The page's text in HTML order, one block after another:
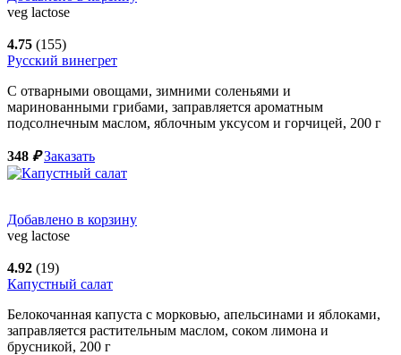
veg lactose
4.75 (155)
Русский винегрет
С отварными овощами, зимними соленьями и
маринованными грибами, заправляется ароматным
подсолнечным маслом, яблочным уксусом и горчицей, 200 г
348 ₽ Заказать
Добавлено в корзину
veg lactose
4.92 (19)
Капустный салат
Белокочанная капуста с морковью, апельсинами и яблоками,
заправляется растительным маслом, соком лимона и
брусникой, 200 г